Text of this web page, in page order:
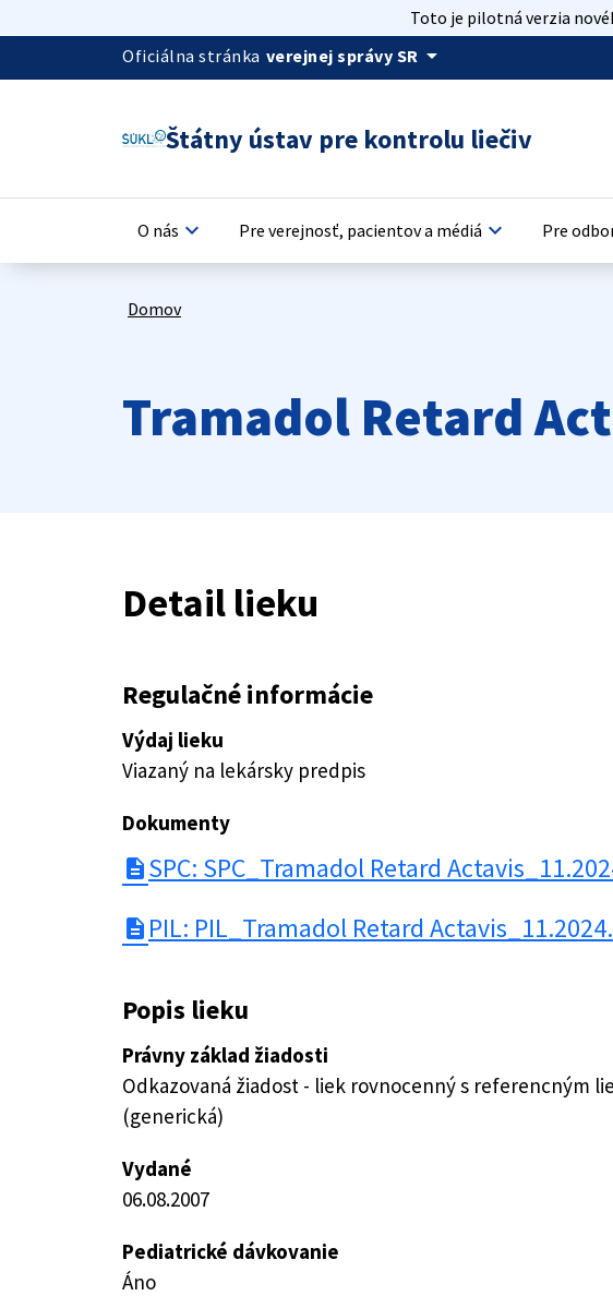
Toto je pilotná verzia
Oficiálna stránka verejnej správy SR arrow_drop_down
Štátny ústav pre kontrolu liečiv
O nás keyboard_arrow_down Pre verejnosť, pacientov a médiá keyboard_arrow_down Pre
Domov
Tramadol Retard
Detail lieku
Regulačné informácie
Výdaj lieku
Viazaný na lekársky predpis
Dokumenty
description SPC: SPC_Tramadol Retard
description PIL: PIL_Tramadol Retard
Popis lieku
Právny základ žiadosti
Odkazovaná žiadost - liek rovnocenný s referencným
(generická)
Vydané
06.08.2007
Pediatrické dávkovanie
Áno